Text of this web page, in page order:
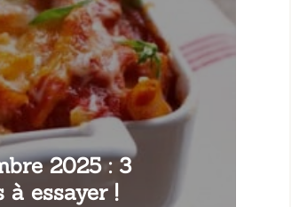
2025 : 3
essayer !